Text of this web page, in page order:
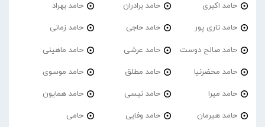
حامد اکبری حامد برادران حامد بهراد
حامد تاری پور حامد حاجی حامد زمانی
حامد صالح دوست حامد عرشی حامد ماهینی
حامد محضرنیا حامد مطلق حامد موسوی
حامد میرا حامد نیسی حامد همایون
حامد هیرمان حامد وفایی حامی